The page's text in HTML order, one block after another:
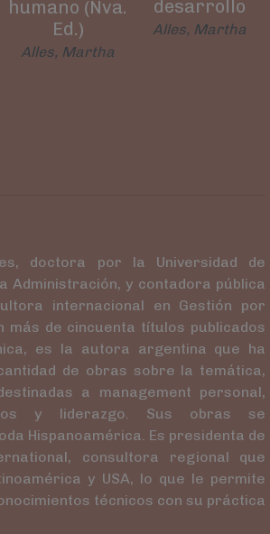
humano (Nva.
Ed.)
Alles, Martha
desarrollo
Alles, Martha
doctora por la Universidad de
Administración, y contadora pública
internacional en Gestión por
más de cincuenta títulos publicados
es la autora argentina que ha
de obras sobre la temática,
a management personal,
y liderazgo. Sus obras se
Hispanoamérica. Es presidenta de
consultora regional que
y USA, lo que le permite
técnicos con su práctica